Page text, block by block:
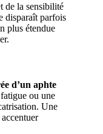
de la sensibilité
disparaît parfois
plus étendue
d’un aphte
ou une
Une